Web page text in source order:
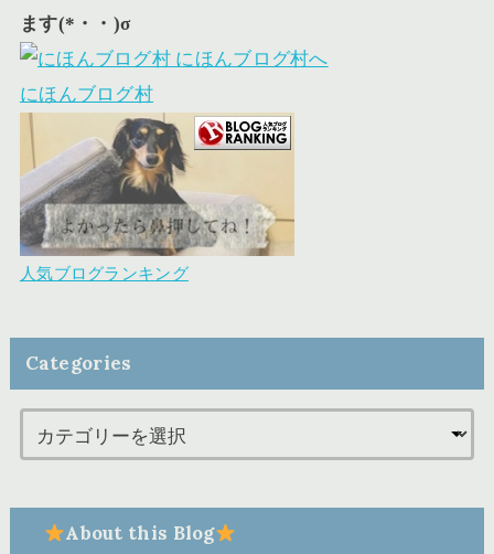
ます(*・・)σ
にほんブログ村
人気ブログランキング
Categories
About this Blog